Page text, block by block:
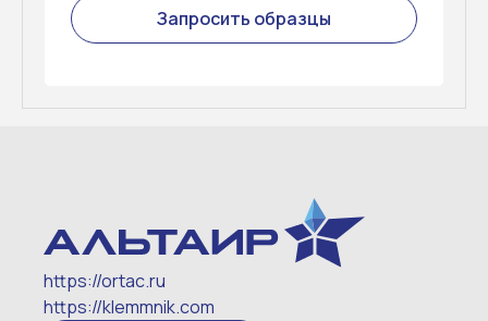
Запросить образцы
https://ortac.ru
https://klemmnik.com